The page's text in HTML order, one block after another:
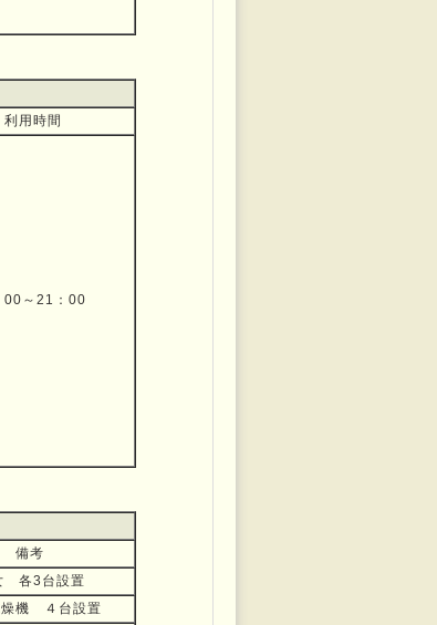
利用時間
00～21：00
備考
各3台設置
燥機 ４台設置